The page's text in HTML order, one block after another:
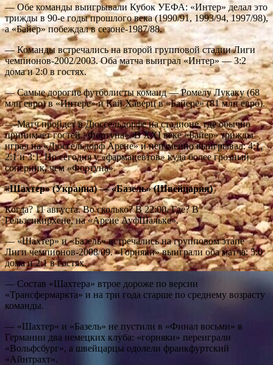
— Обе команды выигрывали Кубок УЕФА: «Интер» делал это
трижды в 90-е годы прошлого века (1990/91, 1993/94, 1997/98),
а «Байер» побеждал в сезоне-1987/88.
— Команды встречались на второй групповой стадии Лиги
чемпионов-2002/2003. Оба матча выиграл «Интер» — 3:2
дома и 2:0 в гостях.
— Самые дорогие футболисты команд — Ромелу Лукаку (68
млн евро) в «Интере» и Кай Хаверц в «Байере» (81 млн евро).
— Матч пройдет в Дюссельдорфе на стадионе, где обычно
принимает гостей «Фортуна». В XXI веке «Байер» трижды
играл на «Дюссельдорф Арене» и неизменно выигрывал: 4:1,
2:1 и 3:1. Но сегодня у «фармацевтов» куда более грозный
соперник, чем «Фортуна».
«Шахтер» (Украина) — «Базель» (Швейцария)
Когда? 11 августа. Во сколько? В 22:00. Где? В
Гельзенкирхене, на «Арене АуфШальке».
— «Шахтер» и «Базель» встречались на групповом этапе
Лиги чемпионов-2008/09. «Горняки» выиграли оба матча: 5:0
дома и 2:1 в гостях.
— Состав «Шахтера» втрое дороже по версии
«Трансфермаркта» и на три года старше по среднему возрасту
команды.
— «Шахтер» и «Базель» не пустили в «Финал восьми» в
Германии два немецких клуба: «горняки» переиграли
«Вольфсбург», а швейцарцы одолели франкфуртский
«Айнтрахт».